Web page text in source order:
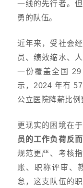
一线的先行者。
勇的队伍。
近年来，受社会
员、绩效缩水、
一份覆盖全国
示，2024 年有
公立医院降薪比例
更现实的困境在于
员的工作负荷反而
规范更严、考核
账、职称评审、
怠，这支队伍的